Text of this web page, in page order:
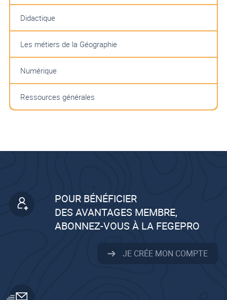
Didactique
Les métiers de la Géographie
Numérique
Ressources générales
POUR BÉNÉFICIER
DES AVANTAGES MEMBRE,
ABONNEZ-VOUS À LA FEGEPRO
JE CRÉE MON COMPTE